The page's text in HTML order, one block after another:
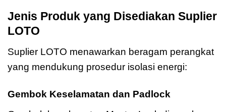
Jenis Produk yang Disediakan Suplier
LOTO
Suplier LOTO menawarkan beragam perangkat
yang mendukung prosedur isolasi energi:
Gembok Keselamatan dan Padlock